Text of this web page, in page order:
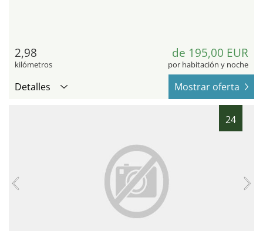
2,98
kilómetros
de 195,00 EUR
por habitación y noche
Detalles Mostrar oferta
24